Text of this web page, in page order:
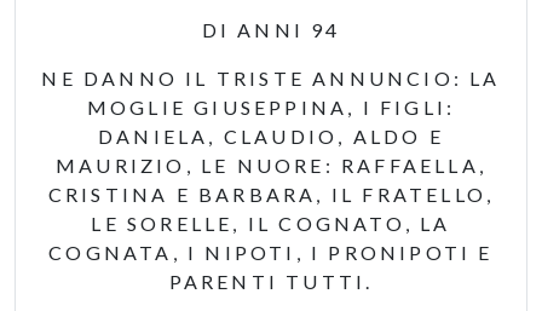
DI ANNI 94
NE DANNO IL TRISTE ANNUNCIO: LA
MOGLIE GIUSEPPINA, I FIGLI:
DANIELA, CLAUDIO, ALDO E
MAURIZIO, LE NUORE: RAFFAELLA,
CRISTINA E BARBARA, IL FRATELLO,
LE SORELLE, IL COGNATO, LA
COGNATA, I NIPOTI, I PRONIPOTI E
PARENTI TUTTI.